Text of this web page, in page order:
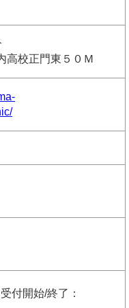
高校正門東５０Ｍ
受付開始/終了：